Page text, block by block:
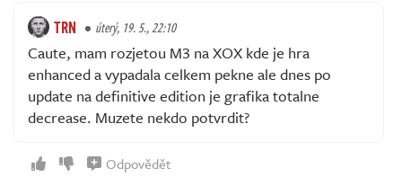
TRN úterý, 19. 5., 22:10
Caute, mam rozjetou M3 na XOX kde je hra
enhanced a vypadala celkem pekne ale dnes po
update na definitive edition je grafika totalne
decrease. Muzete nekdo potvrdit?
Odpovědět